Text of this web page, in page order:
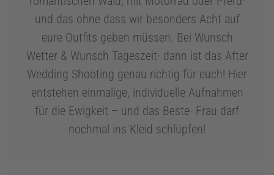
und das ohne dass wir besonders Acht auf
eure Outfits geben müssen. Bei Wunsch
Wetter & Wunsch Tageszeit- dann ist das After
Wedding Shooting genau richtig für euch! Hier
entstehen einmalige, individuelle Aufnahmen
für die Ewigkeit – und das Beste- Frau darf
nochmal ins Kleid schlüpfen!